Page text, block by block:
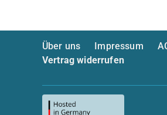
Über uns Impressum
Vertrag widerrufen